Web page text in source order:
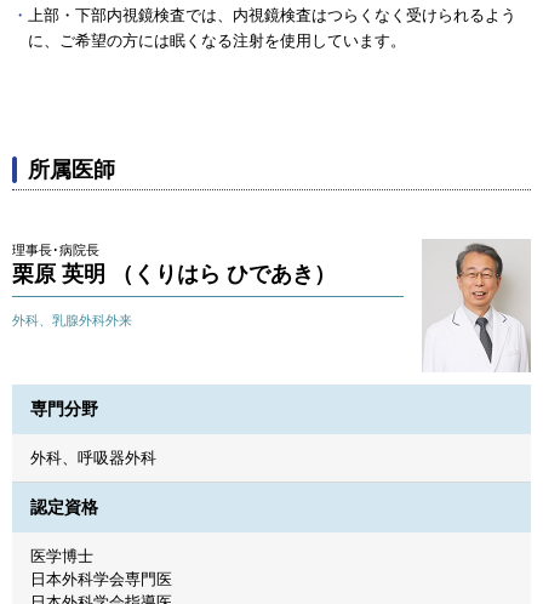
上部・下部内視鏡検査では、内視鏡検査はつらくなく受けられるよう
に、ご希望の方には眠くなる注射を使用しています。
所属医師
理事長･病院長
栗原 英明 （くりはら ひであき）
外科、乳腺外科外来
専門分野
外科、呼吸器外科
認定資格
医学博士
日本外科学会専門医